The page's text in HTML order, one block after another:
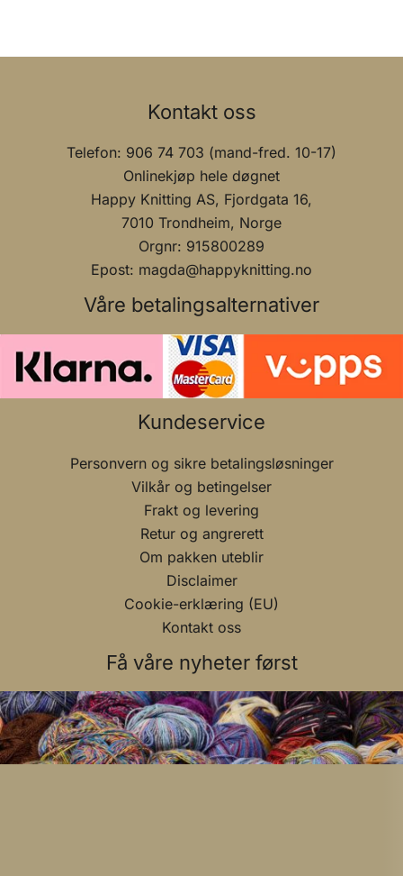
Kontakt oss
Telefon: 906 74 703 (mand-fred. 10-17)
Onlinekjøp hele døgnet
Happy Knitting AS, Fjordgata 16,
7010 Trondheim, Norge
Orgnr: 915800289
Epost: magda@happyknitting.no
Våre betalingsalternativer
Kundeservice
Personvern og sikre betalingsløsninger
Vilkår og betingelser
Frakt og levering
Retur og angrerett
Om pakken uteblir
Disclaimer
Cookie-erklæring (EU)
Kontakt oss
Få våre nyheter først